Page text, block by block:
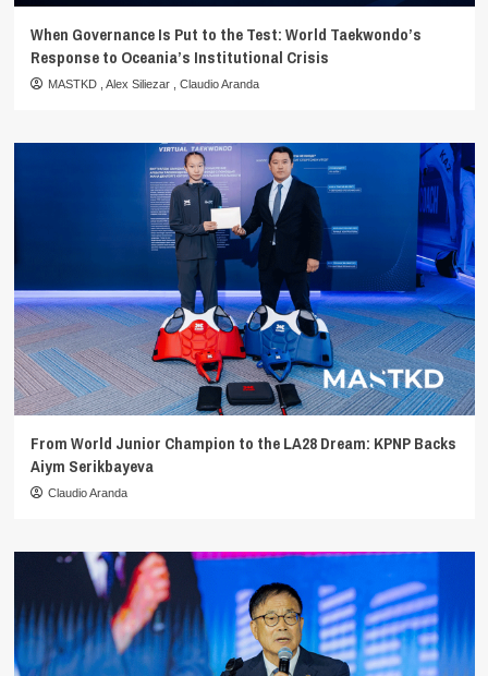
When Governance Is Put to the Test: World Taekwondo’s
Response to Oceania’s Institutional Crisis
MASTKD Alex Siliezar Claudio Aranda
From World Junior Champion to the LA28 Dream: KPNP Backs
Aiym Serikbayeva
Claudio Aranda